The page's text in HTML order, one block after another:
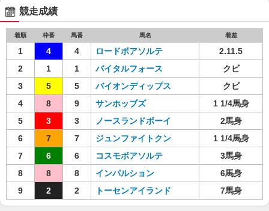
競走成績
着順 枠番 馬番 馬名 着差
1 4 4 ロードボアソルテ
2.11.5
2
1 1 バイタルフォース
クビ
3
5 5 バイオンディップス
クビ
4
8 9 サンホッブズ
1 1/4馬身
5
3 3 ノースランドボーイ
2馬身
6
7 7 ジュンファイトクン
1 1/4馬身
7
6 6 コスモボアソルテ
3馬身
8
8 8 インパルション
6馬身
9
2 2 トーセンアイランド 7馬身